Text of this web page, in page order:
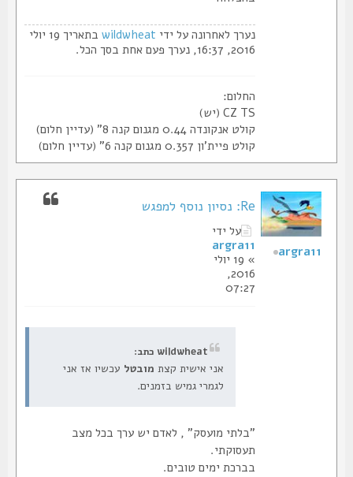
נערך לאחרונה על ידיwildwheat
בתאריך 19 יולי
החלום:
CZ TS (יש)
קולט אנקונדה 0.44 מגנום קנה 8" (עדיין חלום)
קולט פיית'ון 0.357 מגנום קנה 6" (עדיין חלום)
Re: נסיון נוסף למפגש
על ידי
argra11
» 19 יולי
2016,
07:27
wildwheat כתב:
אני אישית קצת מובטלעכשיו אז אני
לגמרי גמיש בזמנים.
"בלתי מועסק" , לאדם יש ערך בכל מצב
תעסוקתי.
בברכת ימים טובים.
argra11